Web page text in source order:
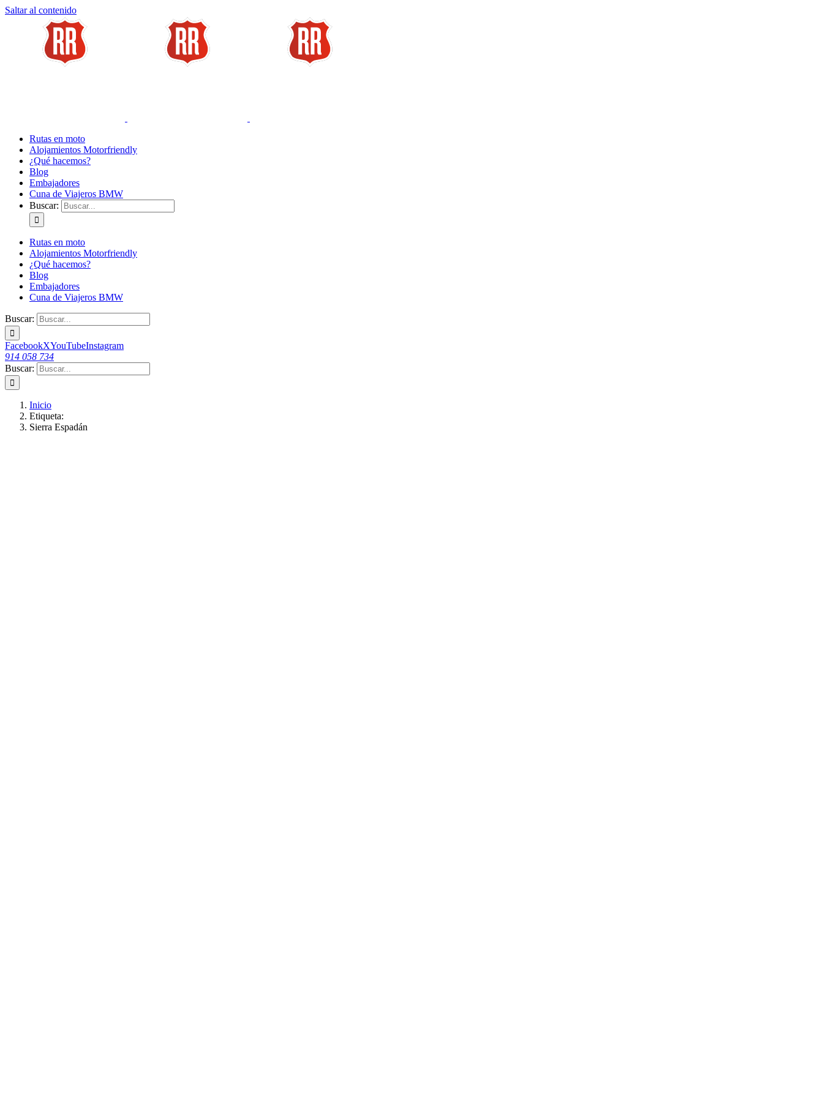
Saltar al contenido
Rutas en moto
Alojamientos Motorfriendly
¿Qué hacemos?
Blog
Embajadores
Cuna de Viajeros BMW
Buscar:
Rutas en moto
Alojamientos Motorfriendly
¿Qué hacemos?
Blog
Embajadores
Cuna de Viajeros BMW
Buscar:
FacebookXYouTubeInstagram
914 058 734
Buscar:
Inicio
Etiqueta:
Sierra Espadán